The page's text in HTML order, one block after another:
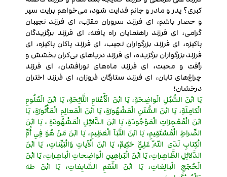
کبری؟ پدر و مادر و جانم فدایت شود، می‌خواهم برایت سپر
و حصار باشم، ای فرزند سروران مقرّب، ای فرزند نجیبان
گرامی، ای فرزند راهنمایان راه یافته، ای فرزند برگزیدگان
پاکیزه، ای فرزند بزرگواران نجیب، ای فرزند پاکان پاکیزه، ای
فرزند بزرگواران برگزیده، ای فرزند دریاهای بی‌کران بخشش و
رأفت و محبت، ای فرزند ماه‌های نورافشان، ای فرزند
چراغ‌های تابان، ای فرزند ستارگان فروزان، ای فرزند اختران
درخشان؛
يَا ابْنَ السُّبُلِ الْواضِحَةِ، يَا ابْنَ الْأَعْلامِ اللَّائِحَةِ، يَا ابْنَ الْعُلُومِ
الْكامِلَةِ، يَا ابْنَ السُّنَنِ الْمَشْهُورَةِ، يَا ابْنَ الْمَعالِمِ الْمَأْثُورَةِ، يَا
ابْنَ الْمُعْجِزاتِ الْمَوْجُودَةِ، يَا ابْنَ الدَّلائِلِ الْمَشْهُودَةِ ، يَا ابْنَ
الصِّراطِ الْمُسْتَقِيمِ، يَا ابْنَ النَّبَاَ الْعَظِيمِ، يَا ابْنَ مَنْ هُوَ فِي أُمِّ
الْكِتابِ لَدَى اللّهِ عَلِيٌّ حَكِيمٌ، يَا ابْنَ الْآياتِ وَالْبَيِّناتِ، يَا ابْنَ
الدَّلائِلِ الظَّاهِراتِ، يَا ابْنَ الْبَراهِينِ الْواضِحاتِ الْباهِراتِ، يَا ابْنَ
الْحُجَجِ الْبالِغاتِ، يَا ابْنَ النِّعَمِ السَّابِغاتِ، يَا ابْنَ طه